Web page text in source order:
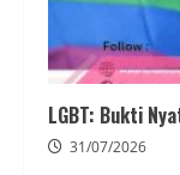
LGBT: Bukti
31/07/2026